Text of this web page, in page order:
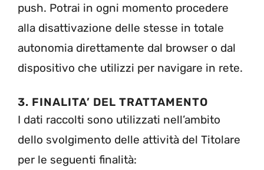
push. Potrai in ogni momento procedere
alla disattivazione delle stesse in totale
autonomia direttamente dal browser o dal
dispositivo che utilizzi per navigare in rete.
3. FINALITA’ DEL TRATTAMENTO
I dati raccolti sono utilizzati nell’ambito
dello svolgimento delle attività del Titolare
per le seguenti finalità: